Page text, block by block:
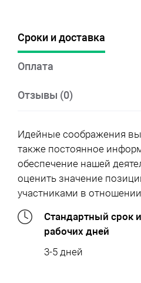
Сроки и доставка
Оплата
Отзывы (0)
Идейные соображения
также постоянное
обеспечение нашей
оценить значение
участниками в
Стандартный срок
рабочих дней
3-5 дней